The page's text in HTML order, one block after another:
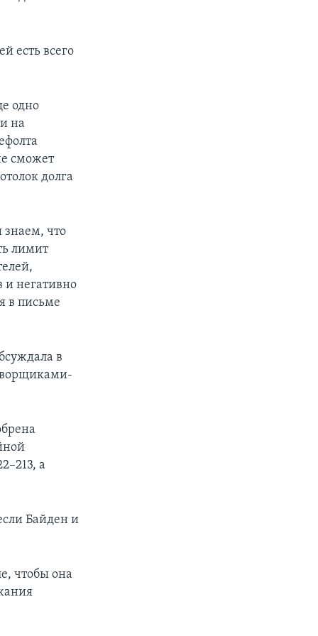
есть всего
одно
на
сможет
долга
знаем, что
лимит
и негативно
в письме
в
а
Байден и
чтобы она